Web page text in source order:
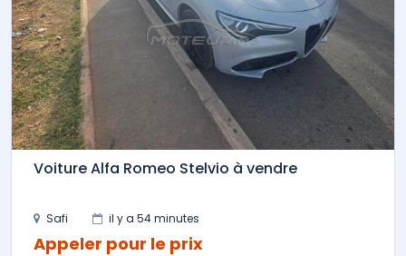
Voiture Alfa Romeo Stelvio à vendre
Safi il y a 54 minutes
Appeler pour le prix